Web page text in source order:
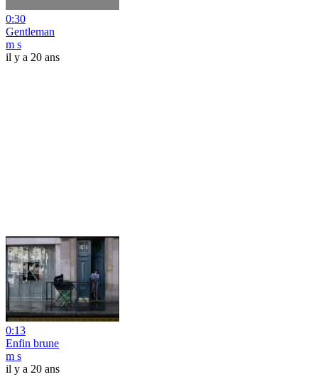
0:30
Gentleman
m s
il y a 20 ans
0:13
Enfin brune
m s
il y a 20 ans